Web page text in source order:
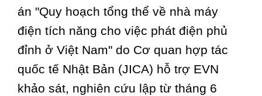
án "Quy hoạch tổng thể về nhà máy
điện tích năng cho việc phát điện phủ
đỉnh ở Việt Nam" do Cơ quan hợp tác
quốc tế Nhật Bản (JICA) hỗ trợ EVN
khảo sát, nghiên cứu lập từ tháng 6